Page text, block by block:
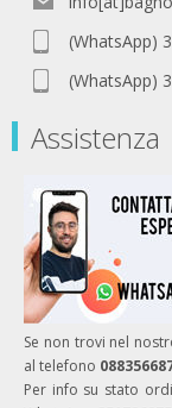
(WhatsApp)
(WhatsApp)
Assistenza
Se non trovi nel
al telefono
Per info su stato